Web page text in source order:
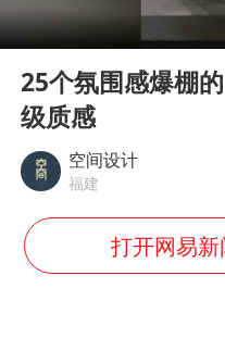
关
Play
00:00
25个氛围感爆棚
级质感
空间设计
福建
打开网易